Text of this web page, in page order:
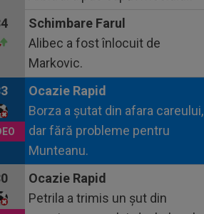
Schimbare Farul
Alibec a fost înlocuit de
Markovic.
Ocazie Rapid
Borza a șutat din afara careului,
dar fără probleme pentru
Munteanu.
Ocazie Rapid
Petrila a trimis un șut din